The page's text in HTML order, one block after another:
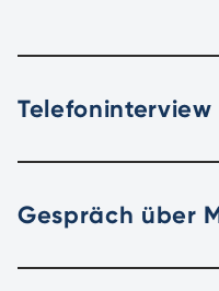
Telefoninterview
Gespräch über